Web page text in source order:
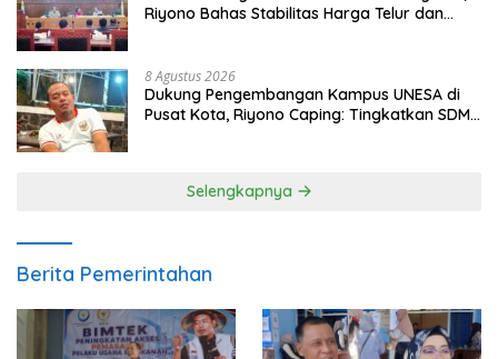
Riyono Bahas Stabilitas Harga Telur dan
8 Agustus 2026
Dukung Pengembangan Kampus UNESA di
Pusat Kota, Riyono Caping: Tingkatkan SDM
Selengkapnya
Berita Pemerintahan